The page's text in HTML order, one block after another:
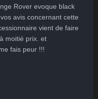
Rover evoque black
avis concernant cette
vient de faire
moitié prix. et
fais peur !!!